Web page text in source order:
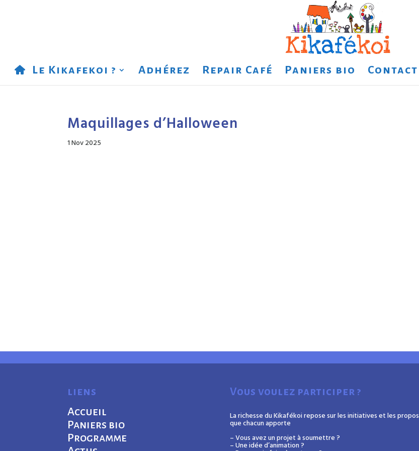
Le Kikafekoi ? Adhérez Repair Café Paniers bio Contact
Maquillages d’Halloween
1 Nov 2025
liens
Accueil
Paniers bio
Programme
Vous voulez participer ?
La richesse du Kikafékoi repose sur les initiatives et les
que chacun apporte
– Vous avez un projet à soumettre ?
– Une idée d’animation ?